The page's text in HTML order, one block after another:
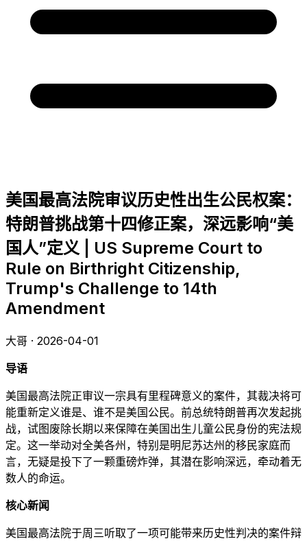
美国最高法院审议历史性出生公民权案：
特朗普挑战第十四修正案，深远影响“美
国人”定义 | US Supreme Court to
Rule on Birthright Citizenship,
Trump's Challenge to 14th
Amendment
大哥 · 2026-04-01
导语
美国最高法院正审议一宗具有里程碑意义的案件，其裁决将可
能重新定义谁是、谁不是美国公民。前总统特朗普再次发起挑
战，试图废除长期以来保障在美国出生儿童公民身份的宪法规
定。这一举动对全美各州，特别是明尼苏达州的移民家庭而
言，无疑是投下了一颗重磅炸弹，其潜在影响深远，牵动着无
数人的命运。
核心新闻
美国最高法院于周三听取了一项可能带来历史性判决的案件辩